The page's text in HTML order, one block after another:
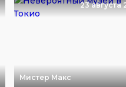
23 августа
Мистер Макс